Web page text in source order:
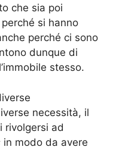
che sia poi
si hanno
perché ci sono
dunque di
stesso.
necessità, il
rivolgersi ad
in modo da avere